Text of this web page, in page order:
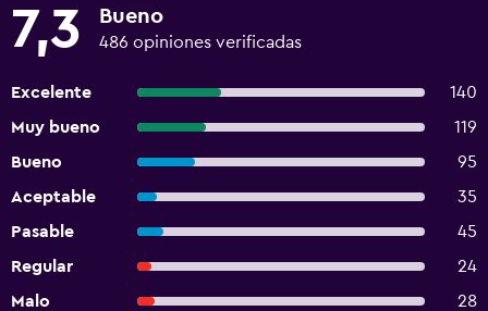
7,3 Bueno
486 opiniones verificadas
Excelente
140
Muy bueno
119
Bueno
95
Aceptable
35
Pasable
45
Regular
24
Malo
28